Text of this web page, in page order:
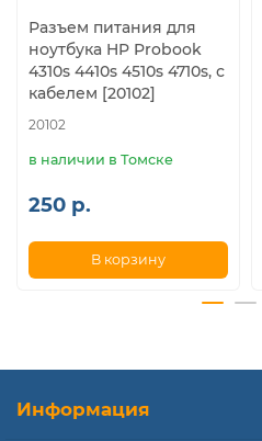
Разъем питания для
ноутбука HP Probook
4310s 4410s 4510s 4710s, с
кабелем [20102]
20102
в наличии в Томске
250 р.
В корзину
Информация